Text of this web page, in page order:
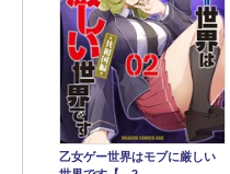
乙女ゲー世界はモブに厳しい